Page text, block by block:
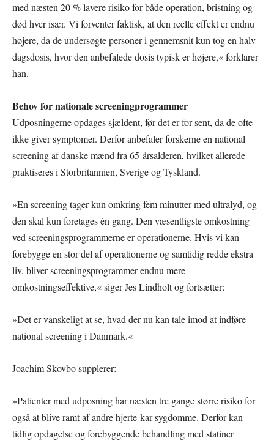
med næsten 20 % lavere risiko for både operation, bristning og
død hver især. Vi forventer faktisk, at den reelle effekt er endnu
højere, da de undersøgte personer i gennemsnit kun tog en halv
dagsdosis, hvor den anbefalede dosis typisk er højere,« forklarer
han.
Behov for nationale screeningprogrammer
Udposningerne opdages sjældent, før det er for sent, da de ofte
ikke giver symptomer. Derfor anbefaler forskerne en national
screening af danske mænd fra 65-årsalderen, hvilket allerede
praktiseres i Storbritannien, Sverige og Tyskland.
»En screening tager kun omkring fem minutter med ultralyd, og
den skal kun foretages én gang. Den væsentligste omkostning
ved screeningsprogrammerne er operationerne. Hvis vi kan
forebygge en stor del af operationerne og samtidig redde ekstra
liv, bliver screeningsprogrammer endnu mere
omkostningseffektive,« siger Jes Lindholt og fortsætter:
»Det er vanskeligt at se, hvad der nu kan tale imod at indføre
national screening i Danmark.«
Joachim Skovbo supplerer:
»Patienter med udposning har næsten tre gange større risiko for
også at blive ramt af andre hjerte-kar-sygdomme. Derfor kan
tidlig opdagelse og forebyggende behandling med statiner